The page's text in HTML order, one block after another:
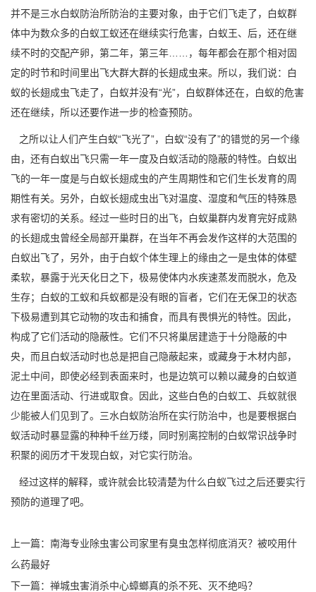
并不是三水白蚁防治所防治的主要对象，由于它们飞走了，白蚁群
体中为数众多的白蚁工蚁还在继续实行危害，白蚁王、后，还在继
续不时的交配产卵，第二年，第三年……，每年都会在那个相对固
定的时节和时间里出飞大群大群的长翅成虫来。所以，我们说：白
蚁的长翅成虫飞走了，白蚁并没有“光”，白蚁群体还在，白蚁的危害
还在继续，所以还要作进一步的检查预防。
之所以让人们产生白蚁“飞光了”，白蚁“没有了”的错觉的另一个缘
由，还有白蚁出飞只需一年一度及白蚁活动的隐蔽的特性。白蚁出
飞的一年一度是与白蚁长翅成虫的产生周期性和它们生长发育的周
期性有关。另外，白蚁长翅成虫出飞对温度、湿度和气压的特殊恳
求有密切的关系。经过一些时日的出飞，白蚁巢群内发育完好成熟
的长翅成虫曾经全局部开巢群，在当年不再会发作这样的大范围的
白蚁出飞了，另外，由于白蚁个体生理上的缘由之一是虫体的体壁
柔软，暴露于光天化日之下，极易使体内水疾速蒸发而脱水，危及
生存；
白蚁的工蚁和兵蚁都是没有眼的盲者，它们在无保卫的状态
下极易遭到其它动物的攻击和捕食，而具有畏惧光的特性。因此，
构成了它们活动的隐蔽性。它们不只将巢居建造于十分隐蔽的中
央，而且白蚁活动时也总是把自己隐蔽起来，或藏身于木材内部，
泥土中间，即使必经到表面来时，也是边筑可以赖以藏身的白蚁道
边在里面活动、行进或取食。因此，这些白色的白蚁工、兵蚁就很
少能被人们见到了。三水白蚁防治所在实行防治中，也是要根据白
蚁活动时暴显露的种种千丝万缕，同时别离控制的白蚁常识战争时
积聚的阅历才干发现白蚁，对它实行防治。
经过这样的解释，或许就会比较清楚为什么白蚁飞过之后还要实行
预防的道理了吧。
上一篇： 南海专业除虫害公司家里有臭虫怎样彻底消灭？被咬用什
么药最好
下一篇： 禅城虫害消杀中心蟑螂真的杀不死、灭不绝吗？